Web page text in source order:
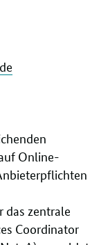
Online-
das zentrale
Coordinator